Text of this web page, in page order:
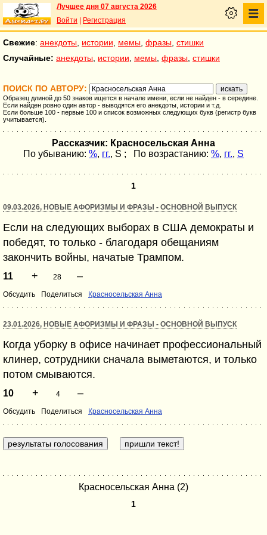
Лучшее дня 07 августа 2026
Войти
Регистрация
Свежие: анекдоты истории мемы фразы стишки
Случайные: анекдоты истории мемы фразы стишки
ПОИСК ПО АВТОРУ:
Образец длиной до 50 знаков ищется в начале имени, если не найден - в середине.
Если найден ровно один автор - выводятся его анекдоты, истории и т.д.
Если больше 100 - первые 100 и список возможных следующих букв (регистр букв
учитывается).
Рассказчик: Красносельская Анна
По убыванию: %, гг., S ; По возрастанию: %, гг., S
1
09.03.2026, НОВЫЕ АФОРИЗМЫ И ФРАЗЫ - ОСНОВНОЙ ВЫПУСК
Если на следующих выборах в США демократы и
победят, то только - благодаря обещаниям
закончить войны, начатые Трампом.
11 + 28 –
Обсудить Поделиться Красносельская Анна
23.01.2026, НОВЫЕ АФОРИЗМЫ И ФРАЗЫ - ОСНОВНОЙ ВЫПУСК
Когда уборку в офисе начинает профессиональный
клинер, сотрудники сначала выметаются, и только
потом смываются.
10 + 4 –
Обсудить Поделиться Красносельская Анна
Красносельская Анна (2)
1